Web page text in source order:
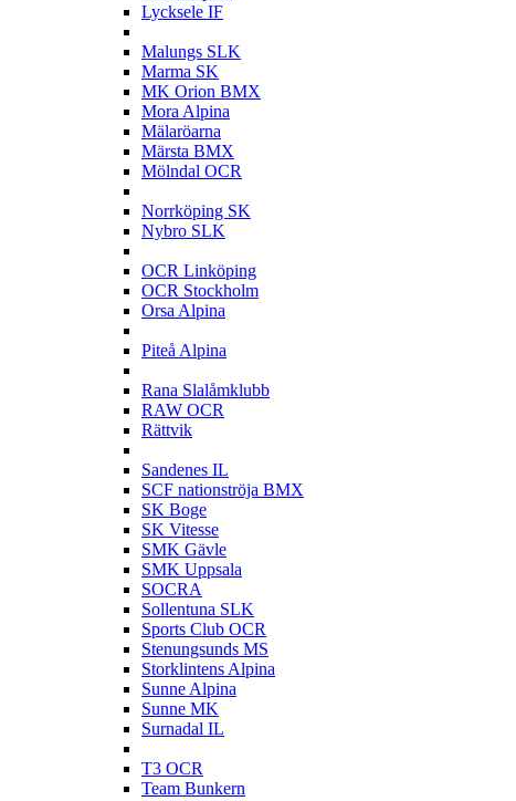
Lycksele IF
Malungs SLK
Marma SK
MK Orion BMX
Mora Alpina
Mälaröarna
Märsta BMX
Mölndal OCR
Norrköping SK
Nybro SLK
OCR Linköping
OCR Stockholm
Orsa Alpina
Piteå Alpina
Rana Slalåmklubb
RAW OCR
Rättvik
Sandenes IL
SCF nationströja BMX
SK Boge
SK Vitesse
SMK Gävle
SMK Uppsala
SOCRA
Sollentuna SLK
Sports Club OCR
Stenungsunds MS
Storklintens Alpina
Sunne Alpina
Sunne MK
Surnadal IL
T3 OCR
Team Bunkern